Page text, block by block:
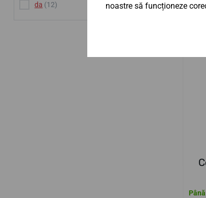
da (12)
noastre să funcționeze